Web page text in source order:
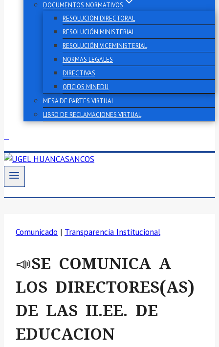
DOCUMENTOS NORMATIVOS
RESOLUCIÓN DIRECTORAL
RESOLUCIÓN MINISTERIAL
RESOLUCIÓN VICEMINISTERIAL
NORMAS LEGALES
DIRECTIVAS
OFICIOS MINEDU
MESA DE PARTES VIRTUAL
LIBRO DE RECLAMACIONES VIRTUAL
Comunicado | Transparencia Institucional
📣SE COMUNICA A
LOS DIRECTORES(AS)
DE LAS II.EE. DE
EDUCACION